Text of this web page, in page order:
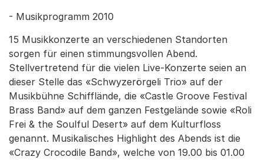
- Musikprogramm 2010
15 Musikkonzerte an verschiedenen Standorten
sorgen für einen stimmungsvollen Abend.
Stellvertretend für die vielen Live-Konzerte seien an
dieser Stelle das «Schwyzerörgeli Trio» auf der
Musikbühne Schifflände, die «Castle Groove Festival
Brass Band» auf dem ganzen Festgelände sowie «Roli
Frei & the Soulful Desert» auf dem Kulturfloss
genannt. Musikalisches Highlight des Abends ist die
«Crazy Crocodile Band», welche von 19.00 bis 01.00